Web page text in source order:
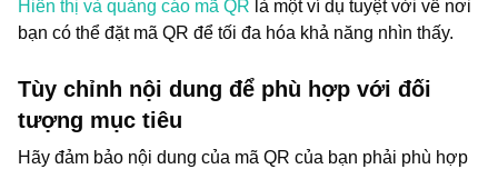
Hiển thị và quảng cáo mã QR là một ví dụ tuyệt vời về nơi
bạn có thể đặt mã QR để tối đa hóa khả năng nhìn thấy.
Tùy chỉnh nội dung để phù hợp với đối
tượng mục tiêu
Hãy đảm bảo nội dung của mã QR của bạn phải phù hợp